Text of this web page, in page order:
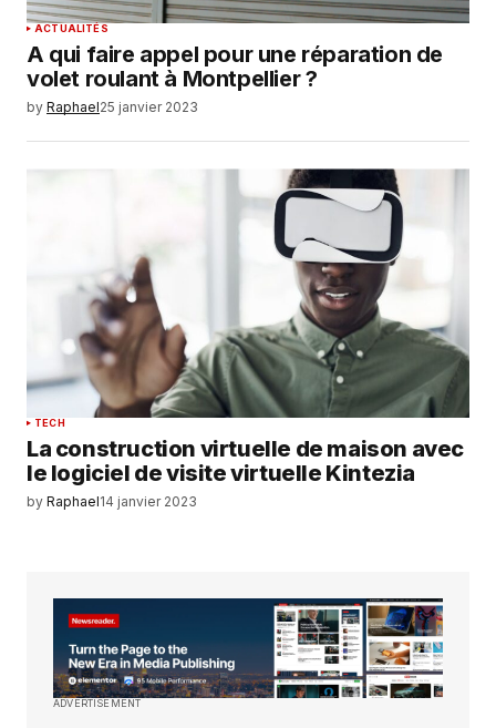
ACTUALITÉS
A qui faire appel pour une réparation de
volet roulant à Montpellier ?
by Raphael25 janvier 2023
TECH
La construction virtuelle de maison avec
le logiciel de visite virtuelle Kintezia
by Raphael14 janvier 2023
ADVERTISEMENT